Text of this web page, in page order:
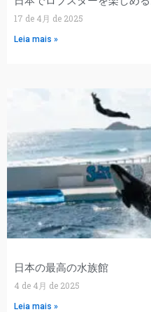
17 de 4月 de 2025
Leia mais »
日本の最高の水族館
4 de 4月 de 2025
Leia mais »